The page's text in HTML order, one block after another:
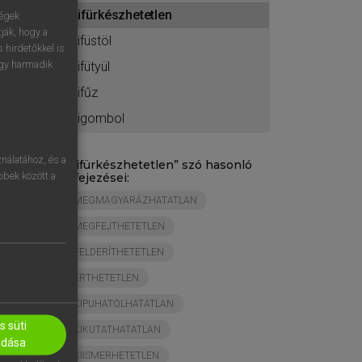
kifürkészhetetlen
kifüstöl
kifütyül
kifűz
kigombol
„ kifürkészhetetlen” szó hasonló
kifejezései:
MEGMAGYARÁZHATATLAN
MEGFEJTHETETLEN
FELDERÍTHETETLEN
ÉRTHETETLEN
KIPUHATOLHATATLAN
KIKUTATHATATLAN
KIISMERHETETLEN
hogy a
hirdetőkkel is
harmadik
és a
között a
süti